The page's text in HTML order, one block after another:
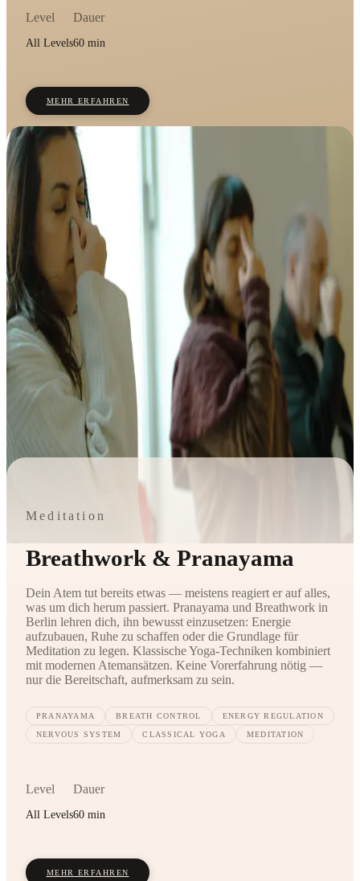
Level
All Levels
Dauer
60 min
MEHR ERFAHREN
Meditation
Breathwork & Pranayama
Dein Atem tut bereits etwas — meistens reagiert er auf alles,
was um dich herum passiert. Pranayama und Breathwork in
Berlin lehren dich, ihn bewusst einzusetzen: Energie
aufzubauen, Ruhe zu schaffen oder die Grundlage für
Meditation zu legen. Klassische Yoga-Techniken kombiniert
mit modernen Atemansätzen. Keine Vorerfahrung nötig —
nur die Bereitschaft, aufmerksam zu sein.
PRANAYAMA BREATH CONTROL ENERGY REGULATION
NERVOUS SYSTEM CLASSICAL YOGA MEDITATION
Level
All Levels
Dauer
60 min
MEHR ERFAHREN